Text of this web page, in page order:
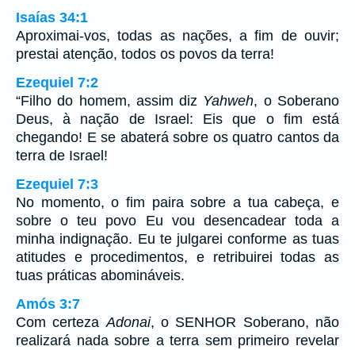
Isaías 34:1
Aproximai-vos, todas as nações, a fim de ouvir;
prestai atenção, todos os povos da terra!
Ezequiel 7:2
“Filho do homem, assim diz Yahweh, o Soberano
Deus, à nação de Israel: Eis que o fim está
chegando! E se abaterá sobre os quatro cantos da
terra de Israel!
Ezequiel 7:3
No momento, o fim paira sobre a tua cabeça, e
sobre o teu povo Eu vou desencadear toda a
minha indignação. Eu te julgarei conforme as tuas
atitudes e procedimentos, e retribuirei todas as
tuas práticas abomináveis.
Amós 3:7
Com certezaAdonai, o SENHOR Soberano, não
realizará nada sobre a terra sem primeiro revelar